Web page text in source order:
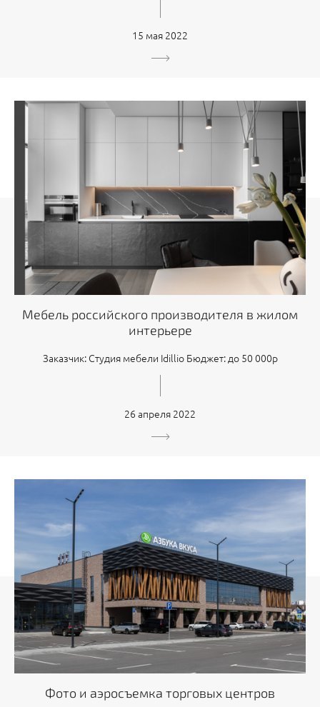
15 мая 2022
Мебель российского производителя в жилом
интерьере
Заказчик: Студия мебели Idillio Бюджет: до 50 000р
26 апреля 2022
Фото и аэросъемка торговых центров